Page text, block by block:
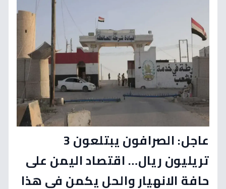
عاجل: الصرافون يبتلعون 3
تريليون ريال… اقتصاد اليمن على
حافة الانهيار والحل يكمن في هذا